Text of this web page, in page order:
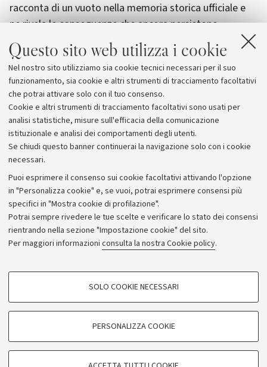
Questo sito web utilizza i cookie
Nel nostro sito utilizziamo sia cookie tecnici necessari per il suo
funzionamento, sia cookie e altri strumenti di tracciamento facoltativi
che potrai attivare solo con il tuo consenso.
Cookie e altri strumenti di tracciamento facoltativi sono usati per
analisi statistiche, misure sull'efficacia della comunicazione
istituzionale e analisi dei comportamenti degli utenti.
Se chiudi questo banner continuerai la navigazione solo con i cookie
necessari.
Puoi esprimere il consenso sui cookie facoltativi attivando l'opzione
in "Personalizza cookie" e, se vuoi, potrai esprimere consensi più
specifici in "Mostra cookie di profilazione".
Potrai sempre rivedere le tue scelte e verificare lo stato dei consensi
rientrando nella sezione "Impostazione cookie" del sito.
Per maggiori informazioni consulta la nostra Cookie policy.
COOKIE DI PROFILAZIONE - FACOLTATIVI
COOKIE TECNICI - NECESSARI
SOLO COOKIE NECESSARI
PERSONALIZZA COOKIE
racconta di un vuoto nella memoria storica ufficiale e
ne rivela le conseguenze che ancora persistono,
testimoniate dalle storie private di uomini e donne che
le hanno vissute.
Informazioni al pubblico: CENTRO LA SOFFITTA tel.
051.2092400 - www.dar.unibo.it
Archivio
Comunicati stampa
Redazione
Rassegna stampa
© Copyright 2026 - ALMA MATER STUDIORUM - Università di
Bologna - Via Zamboni, 33 - 40126 Bologna - PI: 01131710376 -
CF: 80007010376